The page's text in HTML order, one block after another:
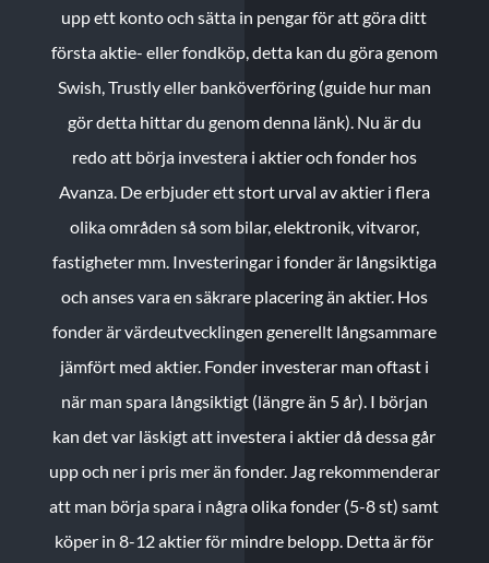
upp ett konto och sätta in pengar för att göra ditt
första aktie- eller fondköp, detta kan du göra genom
Swish, Trustly eller banköverföring (guide hur man
gör detta hittar du genom denna länk). Nu är du
redo att börja investera i aktier och fonder hos
Avanza. De erbjuder ett stort urval av aktier i flera
olika områden så som bilar, elektronik, vitvaror,
fastigheter mm. Investeringar i fonder är långsiktiga
och anses vara en säkrare placering än aktier. Hos
fonder är värdeutvecklingen generellt långsammare
jämfört med aktier. Fonder investerar man oftast i
när man spara långsiktigt (längre än 5 år). I början
kan det var läskigt att investera i aktier då dessa går
upp och ner i pris mer än fonder. Jag rekommenderar
att man börja spara i några olika fonder (5-8 st) samt
köper in 8-12 aktier för mindre belopp. Detta är för